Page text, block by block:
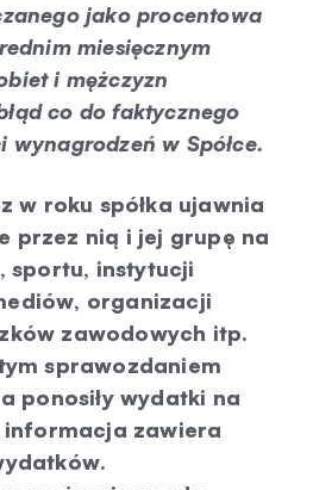
jako procentowa
miesięcznym
i mężczyzn
co do faktycznego
wynagrodzeń w Spółce.
w roku spółka ujawnia
przez nią i jej grupę na
sportu, instytucji
organizacji
zawodowych itp.
sprawozdaniem
ponosiły wydatki na
zawiera